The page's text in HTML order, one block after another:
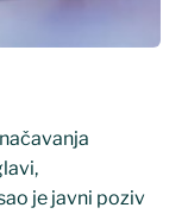
je javni poziv